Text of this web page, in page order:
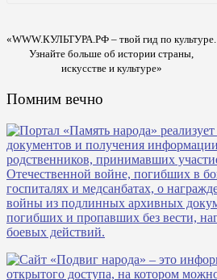
«WWW.КУЛЬТУРА.РФ – твой гид по культуре.
Узнайте больше об истории страны,
искусстве и культуре»
Помним вечно